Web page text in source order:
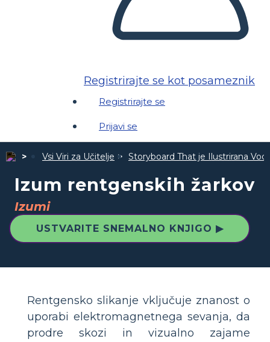
Registrirajte se kot posameznik
Registrirajte se
Prijavi se
Vsi Viri za Učitelje Storyboard That je Ilustrirana
Izum rentgenskih žarkov
Izumi
USTVARITE SNEMALNO KNJIGO ▶
Rentgensko slikanje vključuje znanost o
uporabi elektromagnetnega sevanja, da
prodre skozi in vizualno zajame